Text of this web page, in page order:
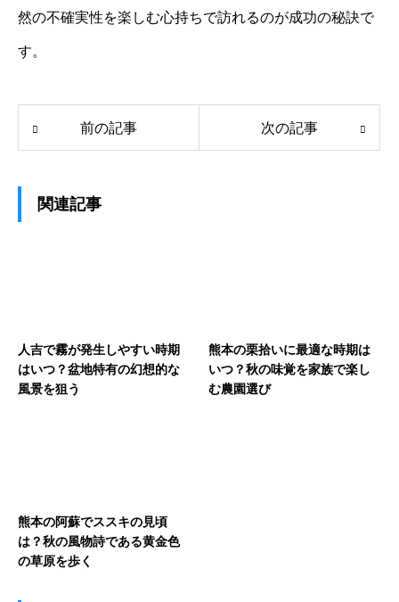
然の不確実性を楽しむ心持ちで訪れるのが成功の秘訣で
す。
前の記事 次の記事
関連記事
人吉で霧が発生しやすい時期
はいつ？盆地特有の幻想的な
風景を狙う
熊本の栗拾いに最適な時期は
いつ？秋の味覚を家族で楽し
む農園選び
熊本の阿蘇でススキの見頃
は？秋の風物詩である黄金色
の草原を歩く